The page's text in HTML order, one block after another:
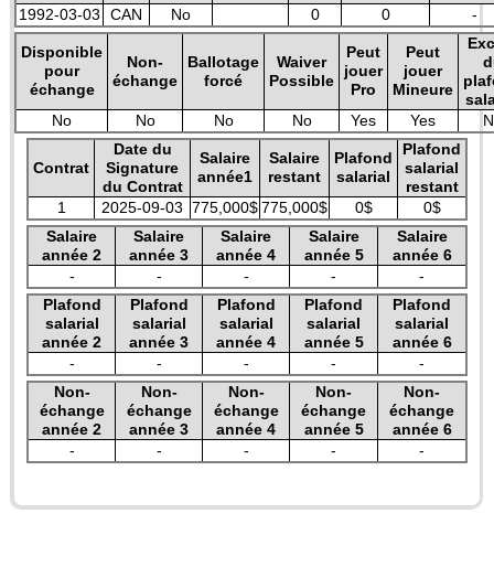
1992-03-03
CAN No 0 0 -
Disponible
pour
échange
Non-
échange
Ballotage
forcé
Waiver
Possible
Peut
jouer
Pro
Peut
jouer
Mineure
No
No No No Yes Yes
Contrat
Date du
Signature
du Contrat
Salaire
année1
Salaire
restant
Plafond
salarial
Plafond
salarial
restant
1
2025-09-03 775,000$775,000$ 0$
0$
Salaire
année 2
Salaire
année 3
Salaire
année 4
Salaire
année 5
Salaire
année 6
-
- - -
-
Plafond
salarial
année 2
Plafond
salarial
année 3
Plafond
salarial
année 4
Plafond
salarial
année 5
Plafond
salarial
année 6
-
- - -
-
Non-
échange
année 2
Non-
échange
année 3
Non-
échange
année 4
Non-
échange
année 5
Non-
échange
année 6
-
- - - -